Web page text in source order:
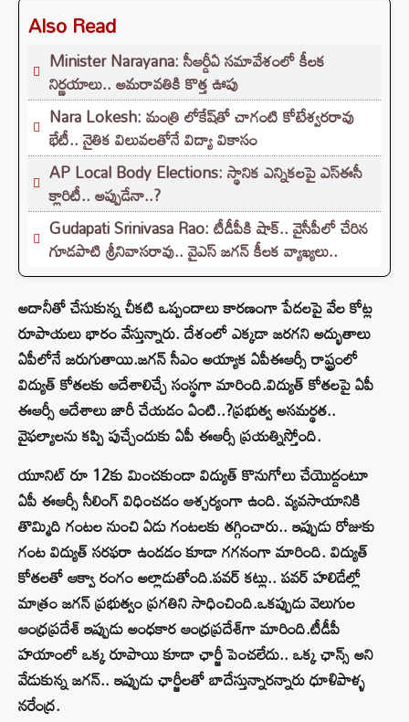
Also Read
Minister Narayana: సీఆర్డీఏ సమావేశంలో కీలక
నిర్ణయాలు.. అమరావతికి కొత్త ఊపు
Nara Lokesh: మంత్రి లోకేష్‌తో చాగంటి కోటేశ్వరరావు
భేటీ.. నైతిక విలువలతోనే విద్యా వికాసం
AP Local Body Elections: స్థానిక ఎన్నికలపై ఎస్ఈసీ
క్లారిటీ.. అప్పుడేనా..?
Gudapati Srinivasa Rao: టీడీపీకి షాక్‌.. వైసీపీలో చేరిన
గూడపాటి శ్రీనివాసరావు.. వైఎస్‌ జగన్‌ కీలక వ్యాఖ్యలు..
అదానీతో చేసుకున్న చీకటి ఒప్పందాలు కారణంగా పేదలపై వేల కోట్ల
రూపాయలు భారం వేస్తున్నారు. దేశంలో ఎక్కడా జరగని అద్భుతాలు
ఏపీలోనే జరుగుతాయి.జగన్‌ సీఎం అయ్యాక ఏపీఈఆర్సీ రాష్ట్రంలో
విద్యుత్‌ కోతలకు ఆదేశాలిచ్చే సంస్థగా మారింది.విద్యుత్‌ కోతలపై ఏపీ
ఈఆర్సీ ఆదేశాలు జారీ చేయడం ఏంటి..?ప్రభుత్వ అసమర్థత..
వైఫల్యాలను కప్పి పుచ్చేందుకు ఏపీ ఈఆర్సీ ప్రయత్నిస్తోంది.
యూనిట్‌ రూ 12కు మించకుండా విద్యుత్‌ కొనుగోలు చేయొద్దంటూ
ఏపీ ఈఆర్సీ సీలింగ్ విధించడం ఆశ్చర్యంగా ఉంది. వ్యవసాయానికి
తొమ్మిది గంటల నుంచి ఏడు గంటలకు తగ్గించారు.. ఇప్పుడు రోజుకు
గంట విద్యుత్‌ సరఫరా ఉండడం కూడా గగనంగా మారింది. విద్యుత్‌
కోతలతో ఆక్వా రంగం అల్లాడుతోంది.పవర్‌ కట్లు.. పవర్‌ హలిడేల్లో
మాత్రం జగన్‌ ప్రభుత్వం ప్రగతిని సాధించింది.ఒకప్పుడు వెలుగుల
ఆంధ్రప్రదేశ్‌ ఇప్పుడు అంధకార ఆంధ్రప్రదేశ్‌గా మారింది.టీడీపీ
హయాంలో ఒక్క రూపాయి కూడా ఛార్జీ పెంచలేదు.. ఒక్క ఛాన్స్‌ అని
వేడుకున్న జగన్‌.. ఇప్పుడు ఛార్జీలతో బాదేస్తున్నారన్నారు ధూళిపాళ్ళ
నరేంద్ర.